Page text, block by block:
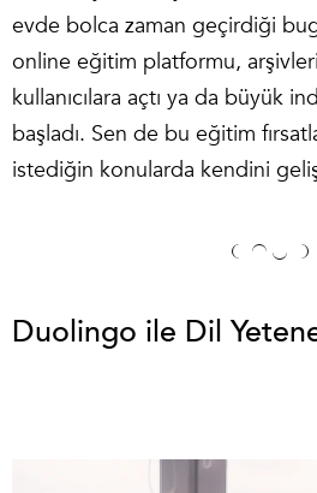
evde bolca zaman geçirdiği
online eğitim platformu,
kullanıcılara açtı ya da büyük
başladı. Sen de bu eğitim
istediğin konularda kendini
Duolingo ile Dil